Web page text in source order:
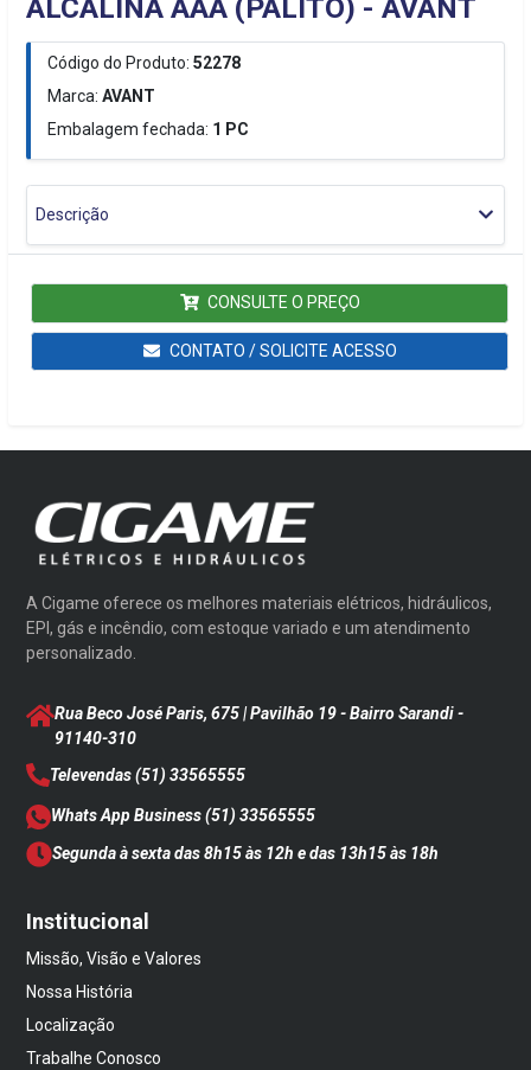
ALCALINA AAA (PALITO) - AVANT
Código do Produto: 52278
Marca:AVANT
Embalagem fechada: 1 PC
Descrição
CONSULTE O PREÇO
CONTATO / SOLICITE ACESSO
A Cigame oferece os melhores materiais elétricos, hidráulicos,
EPI, gás e incêndio, com estoque variado e um atendimento
personalizado.
Rua Beco José Paris, 675 | Pavilhão 19 - Bairro Sarandi-
91140-310
Televendas(51) 33565555
Whats App Business(51) 33565555
Segunda à sexta das 8h15 às 12h e das 13h15 às 18h
Institucional
Missão, Visão e Valores
Nossa História
Localização
Trabalhe Conosco